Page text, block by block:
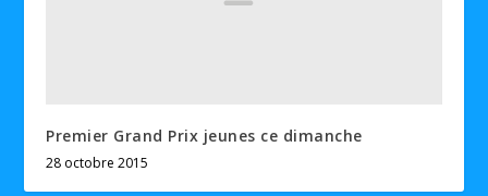
Premier Grand Prix jeunes ce dimanche
28 octobre 2015